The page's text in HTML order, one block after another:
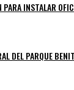
INSTALAR
DEL PARQUE